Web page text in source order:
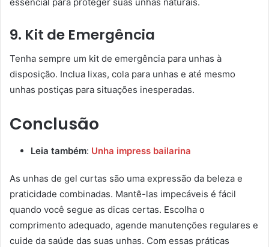
9. Kit de Emergência
Tenha sempre um kit de emergência para unhas à
disposição. Inclua lixas, cola para unhas e até mesmo
unhas postiças para situações inesperadas.
Conclusão
Leia também: Unha impress bailarina
As unhas de gel curtas são uma expressão da beleza e
praticidade combinadas. Mantê-las impecáveis é fácil
quando você segue as dicas certas. Escolha o
comprimento adequado, agende manutenções regulares e
cuide da saúde das suas unhas. Com essas práticas